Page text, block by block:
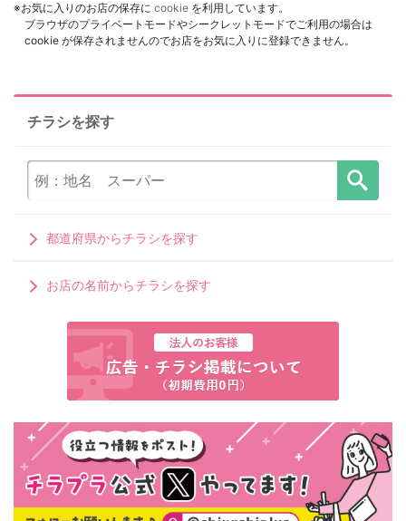
※お気に入りのお店の保存に cookie を利用しています。
ブラウザのプライベートモードやシークレットモードでご利用の場合は
cookie が保存されませんのでお店をお気に入りに登録できません。
チラシを探す
都道府県からチラシを探す
お店の名前からチラシを探す